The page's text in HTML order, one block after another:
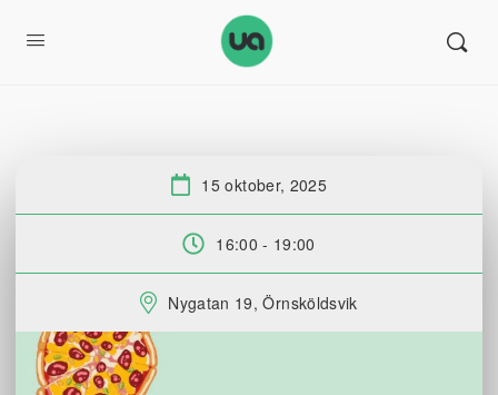
Datum:
15 oktober, 2025
Tid:
16:00 - 19:00
Plats:
Nygatan 19, Örnsköldsvik